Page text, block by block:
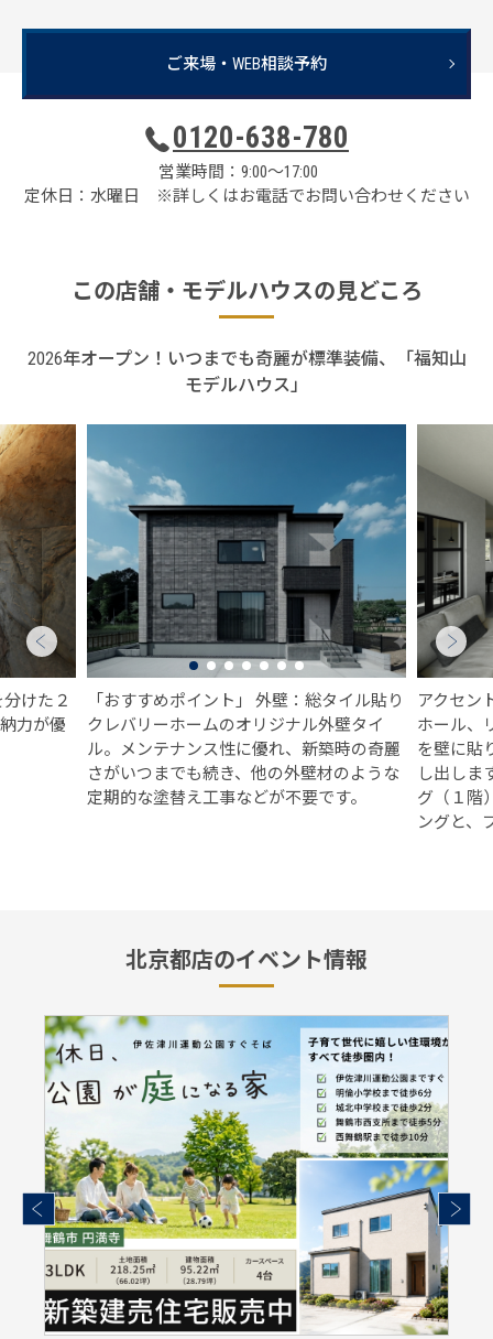
ご来場・WEB相談予約
0120-638-780
営業時間：9:00～17:00
定休日：水曜日 ※詳しくはお電話でお問い合わせください
この店舗・ モデルハウスの見どころ
2026年オープン！いつまでも奇麗が標準装備、「福知山
モデルハウス」
けた２
力が優
「おすすめポイント」 外壁：総タイル貼り
クレバリーホームのオリジナル外壁タイ
ル。メンテナンス性に優れ、新築時の奇麗
さがいつまでも続き、他の外壁材のような
定期的な塗替え工事などが不要です。
アクセン
ホール、
を壁に貼
し出しま
グ（１階
ングと、
北京都店のイベント情報